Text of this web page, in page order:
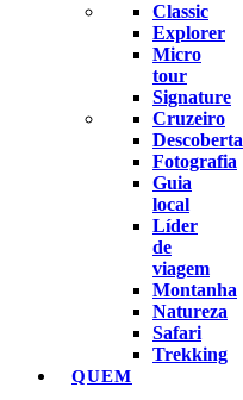
Classic
Explorer
Micro
tour
Signature
Cruzeiro
Descoberta
Fotografia
Guia
local
Líder
de
viagem
Montanha
Natureza
Safari
Trekking
QUEM